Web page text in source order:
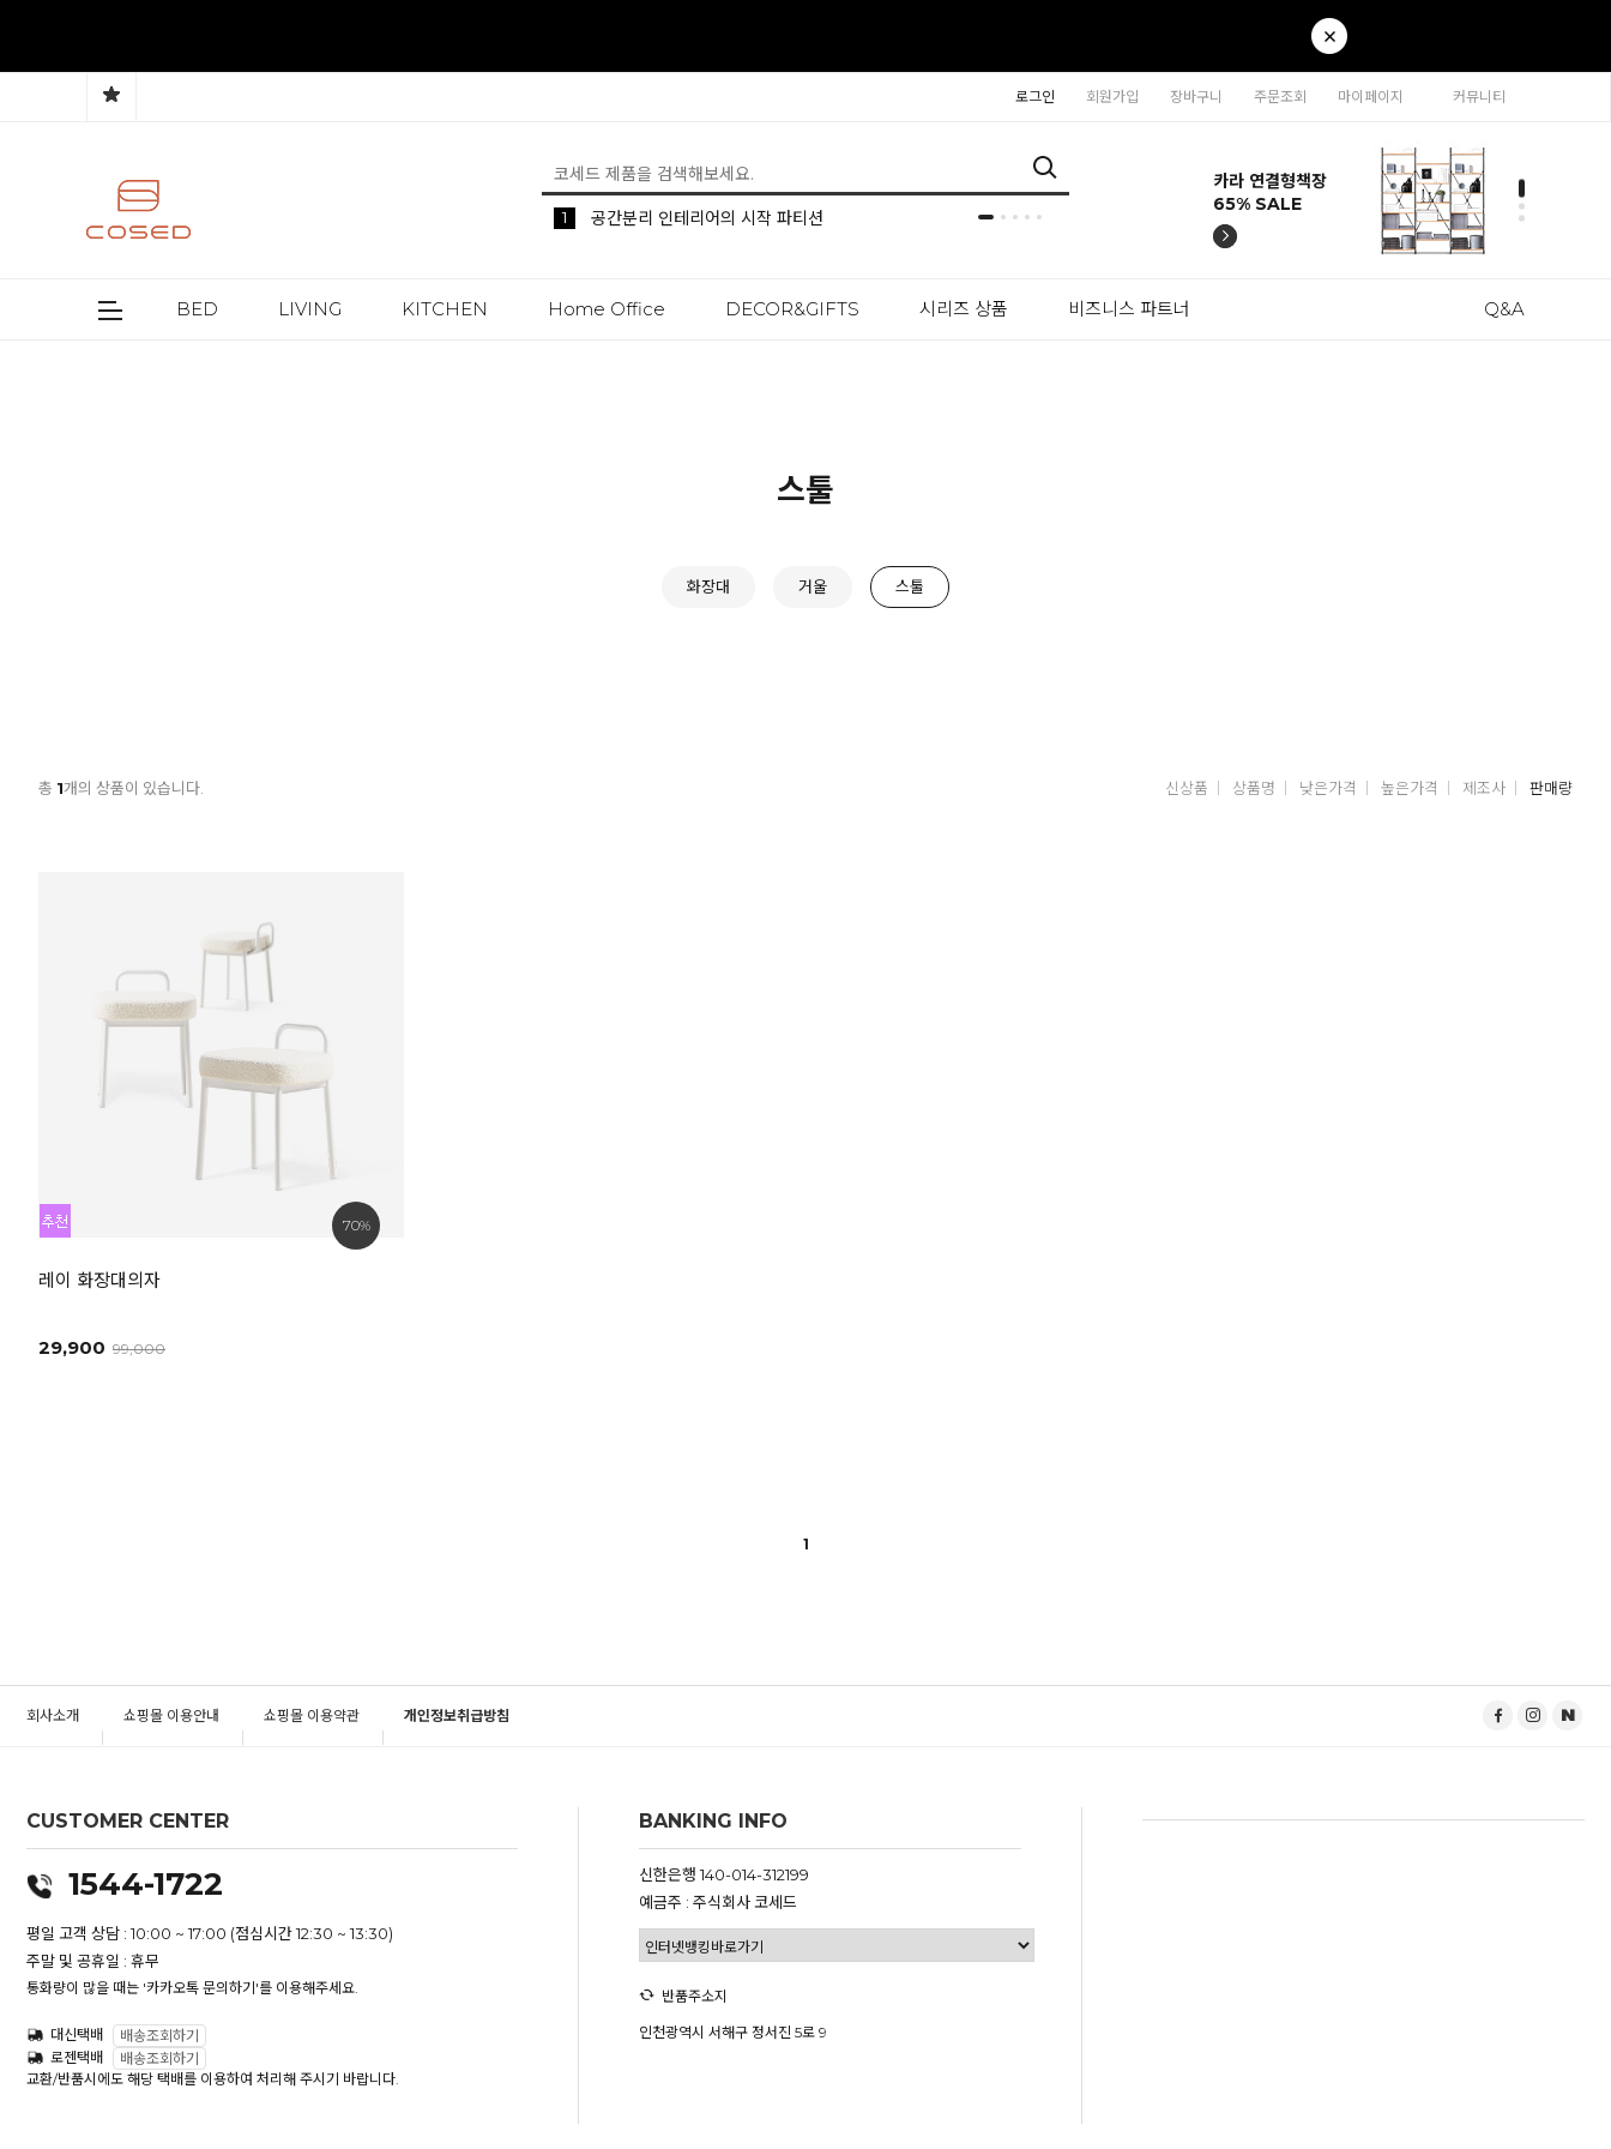
로그인 회원가입 장바구니 주문조회 마이페이지 커뮤니티
5 생활 속 편리한 이동식 사이드 테이블 시리즈
1 공간분리 인테리어의 시작 파티션
티나 인테리어의자
57% SALE
카라 연결형책장
65% SALE
이동형 높이조절
테이블 47% SALE
티나 인테리어의자
57% SALE
카라 연결형책장
65% SALE
BED LIVING KITCHEN Home Office DECOR&GIFTS 시리즈 상품 비즈니스 파트너 Q&A
스툴
화장대 거울 스툴
총 1개의 상품이 있습니다. 신상품 상품명 낮은가격 높은가격 제조사 판매량
70%
레이 화장대의자
29,900 99,000
1
회사소개 쇼핑몰 이용안내 쇼핑몰 이용약관 개인정보취급방침
CUSTOMER CENTER
1544-1722
평일 고객 상담 : 10:00 ~ 17:00 (점심시간 12:30 ~ 13:30)
주말 및 공휴일 : 휴무
통화량이 많을 때는 '카카오톡 문의하기'를 이용해주세요.
대신택배
배송조회하기
로젠택배
배송조회하기
교환/반품시에도 해당 택배를 이용하여 처리해 주시기 바랍니다.
BANKING INFO
신한은행 140-014-312199
예금주 : 주식회사 코세드
반품주소지
인천광역시 서해구 정서진 5로 9